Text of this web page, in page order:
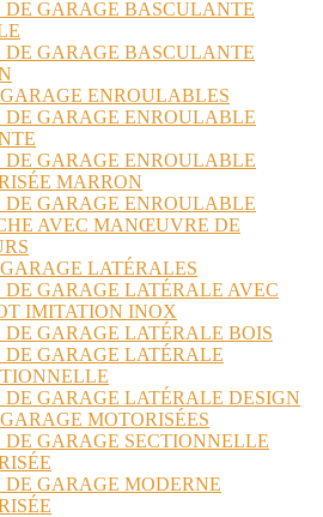
DE GARAGE BASCULANTE
DE GARAGE BASCULANTE
ENROULABLES
DE GARAGE ENROULABLE
DE GARAGE ENROULABLE
MARRON
DE GARAGE ENROULABLE
AVEC MANŒUVRE DE
LATÉRALES
DE GARAGE LATÉRALE AVEC
IMITATION INOX
DE GARAGE LATÉRALE BOIS
DE GARAGE LATÉRALE
DE GARAGE LATÉRALE DESIGN
MOTORISÉES
DE GARAGE SECTIONNELLE
DE GARAGE MODERNE